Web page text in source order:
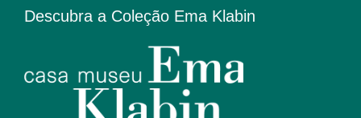
Descubra a Coleção Ema Klabin